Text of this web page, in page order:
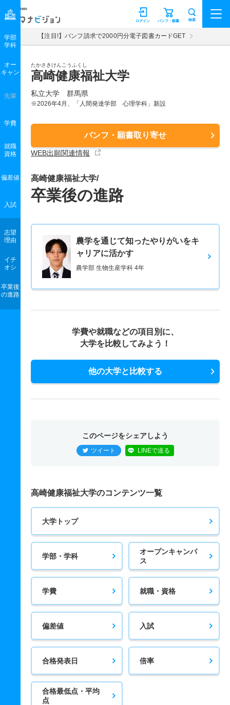
マナビジョン パンフ・願書
ログイン 検索
【注目!】パンフ請求で2000円分電子図書カードGET
たかさきけんこうふくし
高崎健康福祉大学
私立大学 群馬県
※2026年4月、「人間発達学部 心理学科」新設
パンフ・願書取り寄せ
WEB出願関連情報
学部
学科
オー
キャン
先輩
学費
就職
資格
偏差値
入試
志望
理由
イチ
オシ
卒業後
の進路
高崎健康福祉大学/
卒業後の進路
農学を通じて知ったやりがいをキ
ャリアに活かす
農学部 生物生産学科 4年
学費や就職などの項目別に、
大学を比較してみよう！
他の大学と比較する
このページをシェアしよう
ツイート LINEで送る
高崎健康福祉大学のコンテンツ一覧
大学トップ
学部・学科
オープンキャンパ
ス
学費 就職・資格
偏差値 入試
合格発表日 倍率
合格最低点・平均
点